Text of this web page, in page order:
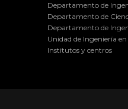
Departamento de
Departamento de
Departamento de
Unidad de Ingeniería
Institutos y centros